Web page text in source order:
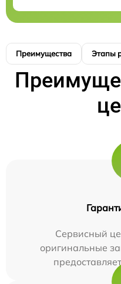
Преимущества Этапы
Сервисный
оригинальные